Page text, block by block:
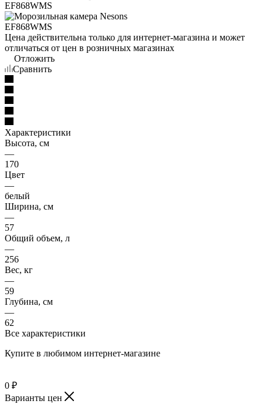
Цена действительна только для интернет-магазина и может
отличаться от цен в розничных магазинах
Отложить
Сравнить
Характеристики
Высота, см
—
170
Цвет
—
белый
Ширина, см
—
57
Общий объем, л
—
256
Вес, кг
—
59
Глубина, см
—
62
Все характеристики
Купите в любимом интернет-магазине
0 ₽
Варианты цен